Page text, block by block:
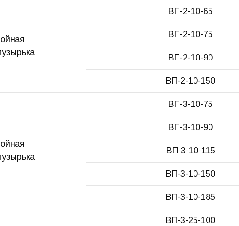
ВП-2-10-65
ВП-2-10-75
ВП-2-10-90
ВП-2-10-150
ВП-3-10-75
ВП-3-10-90
ВП-3-10-115
ВП-3-10-150
ВП-3-10-185
ВП-3-25-100